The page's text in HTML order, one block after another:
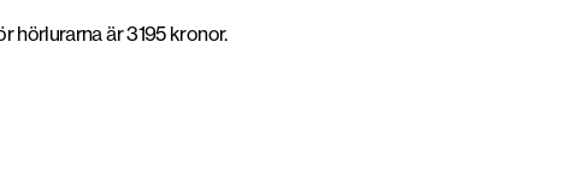
hörlurarna är 3195 kronor.